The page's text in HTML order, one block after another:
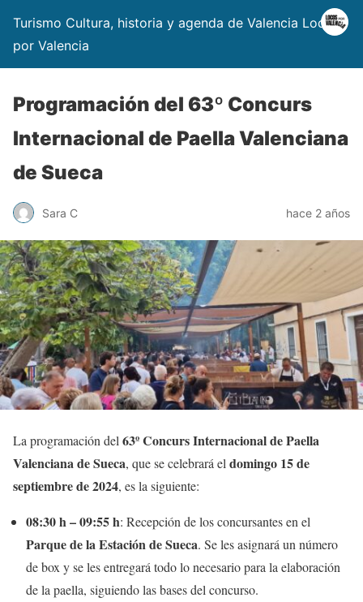
Turismo Cultura, historia y agenda de Valencia Locos
por Valencia
Programación del 63º Concurs
Internacional de Paella Valenciana
de Sueca
Sara C hace 2 años
La programación del 63º Concurs Internacional de Paella
Valenciana de Sueca, que se celebrará el domingo 15 de
septiembre de 2024, es la siguiente:
08:30 h – 09:55 h: Recepción de los concursantes en el
Parque de la Estación de Sueca. Se les asignará un número
de box y se les entregará todo lo necesario para la elaboración
de la paella, siguiendo las bases del concurso.